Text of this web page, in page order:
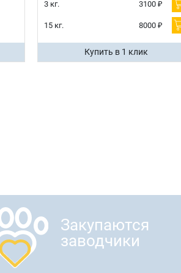
3 кг. 3100 ₽
15 кг. 8000 ₽
Купить в 1 клик
Закупаются
заводчики